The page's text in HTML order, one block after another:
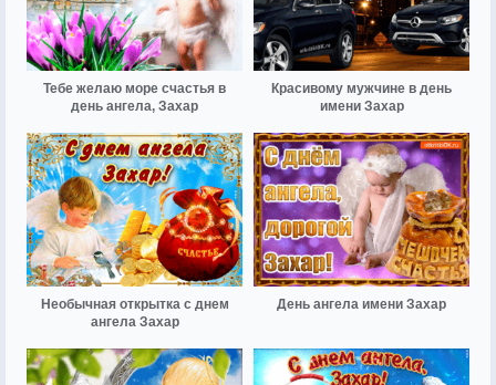
Тебе желаю море счастья в
день ангела, Захар
Красивому мужчине в день
имени Захар
Необычная открытка с днем
ангела Захар
День ангела имени Захар